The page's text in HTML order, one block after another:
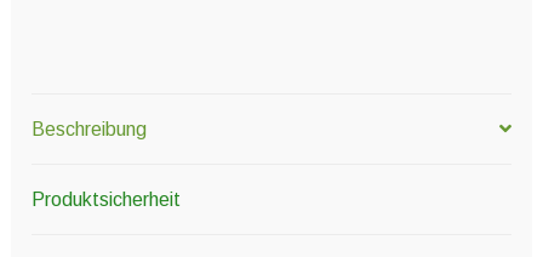
Beschreibung
Produktsicherheit